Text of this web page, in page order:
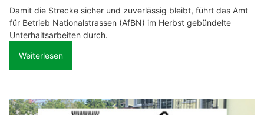
Damit die Strecke sicher und zuverlässig bleibt, führt das Amt
für Betrieb Nationalstrassen (AfBN) im Herbst gebündelte
Unterhaltsarbeiten durch.
Weiterlesen